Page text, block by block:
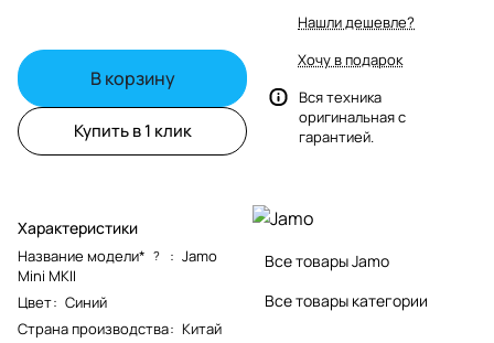
В корзину
Купить в 1 клик
Характеристики
Название модели* ? : Jamo
Mini MKII
Цвет: Синий
Страна производства: Китай
Нашли дешевле?
Хочу в подарок
Вся техника
оригинальная с
гарантией.
Все товары Jamo
Все товары категории